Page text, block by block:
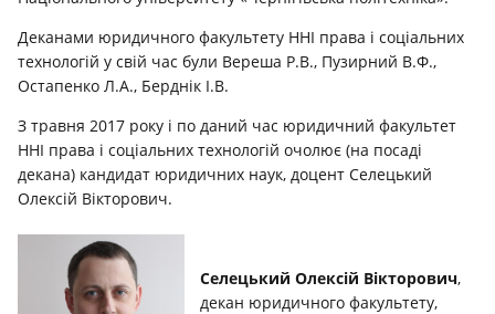
Деканами юридичного факультету ННІ права і соціальних
технологій у свій час були Вереша Р.В., Пузирний В.Ф.,
Остапенко Л.А., Берднік І.В.
З травня 2017 року і по даний час юридичний факультет
ННІ права і соціальних технологій очолює (на посаді
декана) кандидат юридичних наук, доцент Селецький
Олексій Вікторович.
Селецький Олексій Вікторович,
декан юридичного факультету,